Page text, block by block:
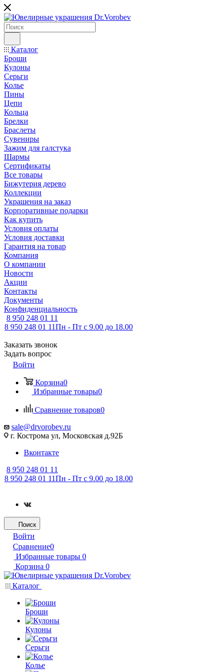
Каталог
Броши
Кулоны
Серьги
Колье
Пины
Цепи
Кольца
Брелки
Браслеты
Сувениры
Зажим для галстука
Шармы
Сертификаты
Все товары
Бижутерия дерево
Коллекции
Украшения на заказ
Корпоративные подарки
Как купить
Условия оплаты
Условия доставки
Гарантия на товар
Компания
О компании
Новости
Акции
Контакты
Документы
Конфиденциальность
8 950 248 01 11
8 950 248 01 11Пн - Пт с 9.00 до 18.00
Заказать звонок
Задать вопрос
Войти
Корзина0
Избранные товары0
Сравнение товаров0
sale@drvorobev.ru
г. Кострома ул, Московская д.92Б
Вконтакте
8 950 248 01 11
8 950 248 01 11Пн - Пт с 9.00 до 18.00
Поиск
Войти
Сравнение0
Избранные товары 0
Корзина 0
Каталог
Броши
Кулоны
Серьги
Колье